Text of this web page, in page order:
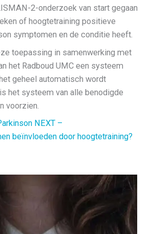
2-onderzoek van start gegaan
of hoogtetraining positieve
symptomen en de conditie heeft.
toepassing in samenwerking met
het Radboud UMC een systeem
geheel automatisch wordt
het systeem van alle benodigde
voorzien.
NEXT –
beïnvloeden door hoogtetraining?